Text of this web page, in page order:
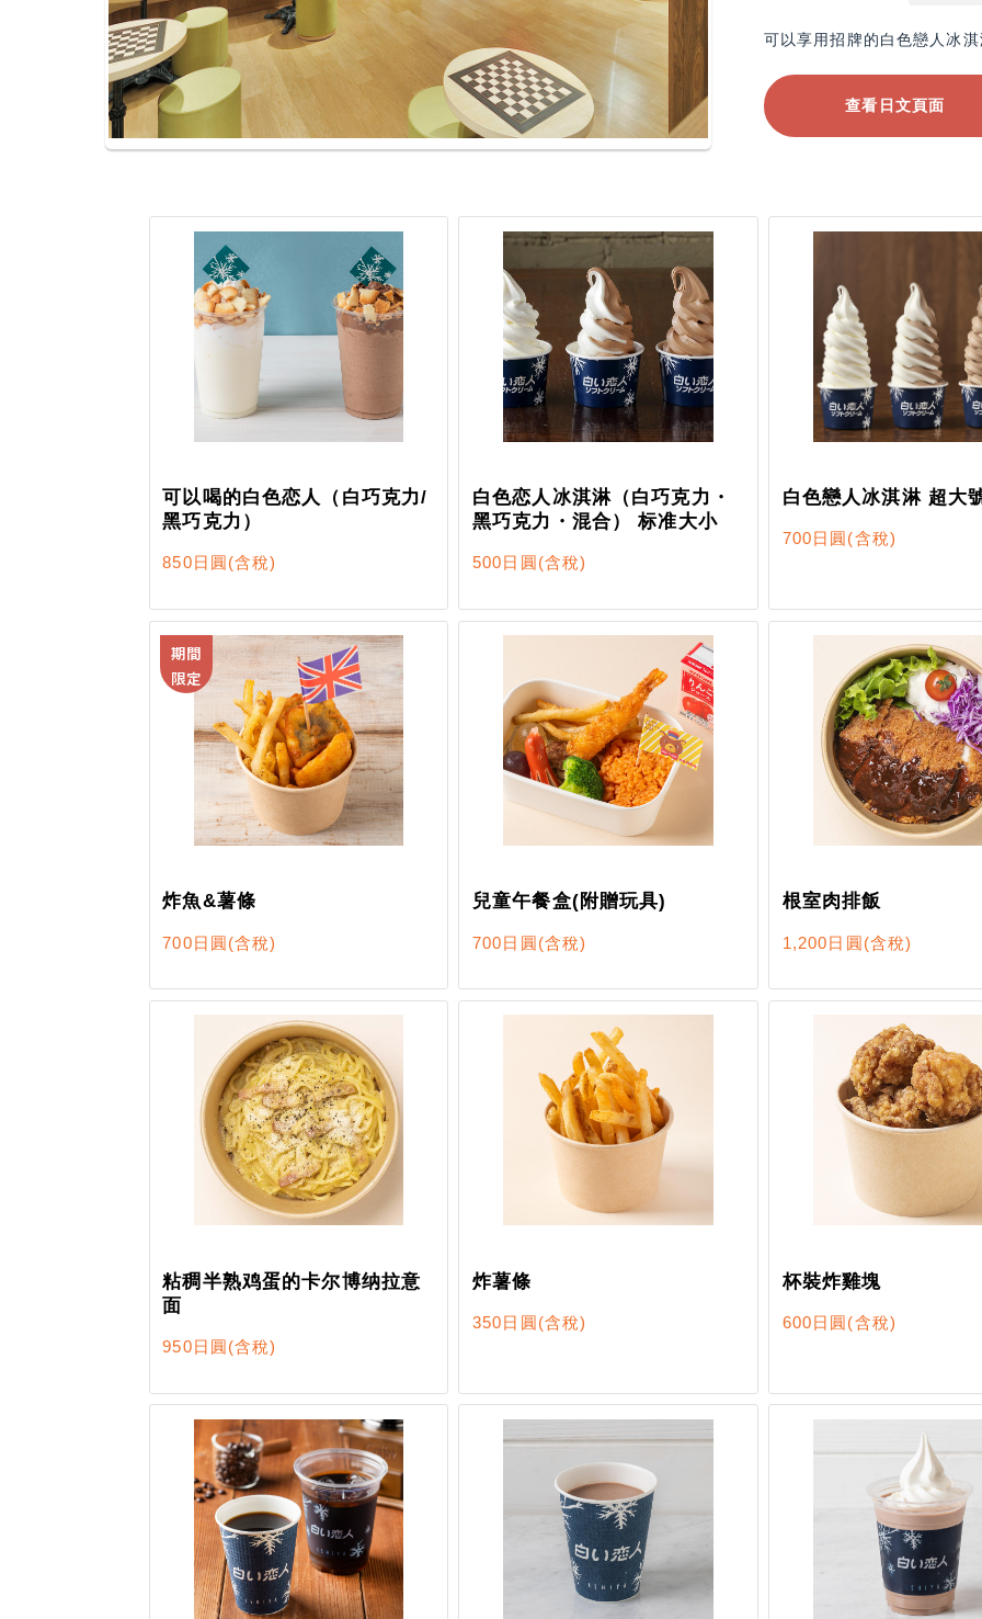
可以享用招牌的白色戀人冰
查看日文頁面
可以喝的白色恋人（白巧克力/
黑巧克力）
850日圓(含稅)
白色恋人冰淇淋（白巧克力・
黑巧克力・混合） 标准大小
500日圓(含稅)
白色戀人冰淇淋 超大
700日圓(含稅)
期間
限定
炸魚&薯條
700日圓(含稅)
兒童午餐盒(附贈玩具)
700日圓(含稅)
根室肉排飯
1,200日圓(含稅)
粘稠半熟鸡蛋的卡尔博纳拉意
面
950日圓(含稅)
炸薯條
350日圓(含稅)
杯裝炸雞塊
600日圓(含稅)